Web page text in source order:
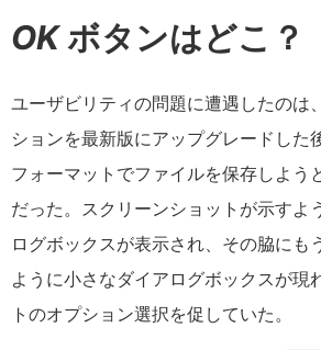
OKボタンはどこ？
ユーザビリティの問題に遭遇したのは
ションを最新版にアップグレードした
フォーマットでファイルを保存しよう
だった。スクリーンショットが示すよ
ログボックスが表示され、その脇にも
ように小さなダイアログボックスが現
トのオプション選択を促していた。